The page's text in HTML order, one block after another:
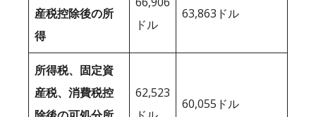
産税控除後の所
得
ドル
63,863ドル
所得税、固定資
産税、消費税控
62,523
60,055ドル